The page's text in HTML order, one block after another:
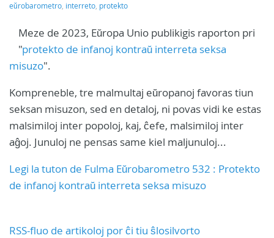
eŭrobarometro interreto protekto
Meze de 2023, Eŭropa Unio publikigis raporton pri
"protekto de infanoj kontraŭ interreta seksa
misuzo".
Kompreneble, tre malmultaj eŭropanoj favoras tiun
seksan misuzon, sed en detaloj, ni povas vidi ke estas
malsimiloj inter popoloj, kaj, ĉefe, malsimiloj inter
aĝoj. Junuloj ne pensas same kiel maljunuloj...
Legi la tuton de Fulma Eŭrobarometro 532 : Protekto
de infanoj kontraŭ interreta seksa misuzo
RSS-fluo de artikoloj por ĉi tiu ŝlosilvorto